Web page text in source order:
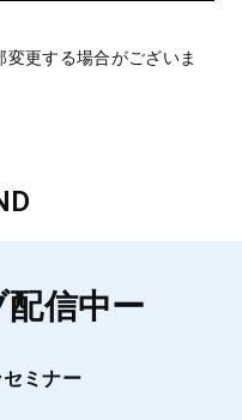
更する場合がございま
信中ー
ミナー